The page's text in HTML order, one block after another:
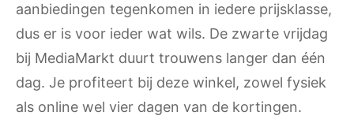
aanbiedingen tegenkomen in iedere prijsklasse,
dus er is voor ieder wat wils. De zwarte vrijdag
bij MediaMarkt duurt trouwens langer dan één
dag. Je profiteert bij deze winkel, zowel fysiek
als online wel vier dagen van de kortingen.